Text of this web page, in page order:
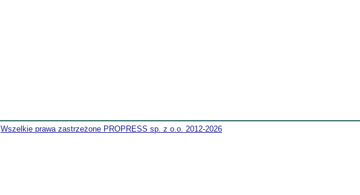
Wszelkie prawa zastrzeżone PROPRESS sp. z o.o. 2012-2026